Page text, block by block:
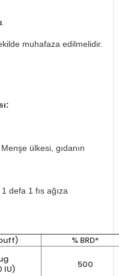
muhafaza edilmelidir.
ülkesi, gıdanın
defa 1 fıs ağıza
% BRD*
IU)
500